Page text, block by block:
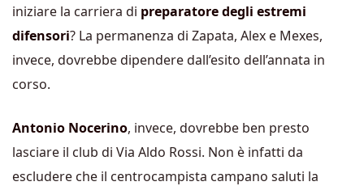
iniziare la carriera di preparatore degli estremi
difensori? La permanenza di Zapata, Alex e Mexes,
invece, dovrebbe dipendere dall’esito dell’annata in
corso.
Antonio Nocerino, invece, dovrebbe ben presto
lasciare il club di Via Aldo Rossi. Non è infatti da
escludere che il centrocampista campano saluti la